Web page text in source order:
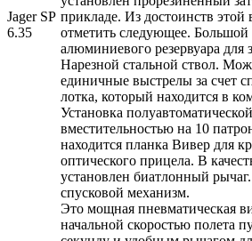
Jager SP
6.35
прикладе. Из достоинств
отметить следующее. Большой
алюминиевого резервуара для
Нарезной стальной ствол.
единичные выстрелы за счет
лотка, который находится в
Установка
вместительностью на 10
находится планка Вивер для
оптического прицела. В
установлен биатлонный
спусковой механизм.
Это мощная пневматическая
начальной скоростью полета